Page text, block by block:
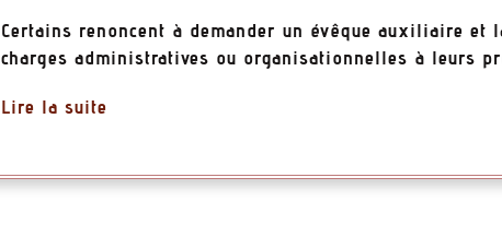
Certains renoncent à demander un évêque auxiliaire
charges administratives ou organisationnelles à leurs
Lire la suite